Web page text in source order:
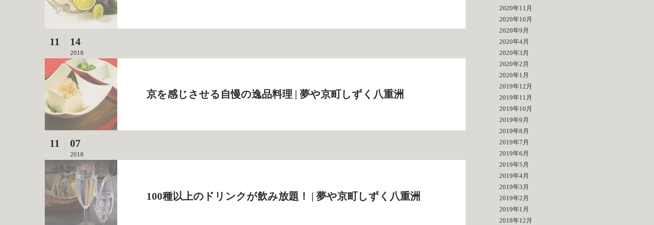
11 14
2018
京を感じさせる自慢の逸品料理 | 夢や京町しずく八重洲
11 07
2018
100種以上のドリンクが飲み放題！ | 夢や京町しずく八重洲
2020年11月
2020年10月
2020年9月
2020年4月
2020年3月
2020年2月
2020年1月
2019年12月
2019年11月
2019年10月
2019年9月
2019年8月
2019年7月
2019年6月
2019年5月
2019年4月
2019年3月
2019年2月
2019年1月
2018年12月